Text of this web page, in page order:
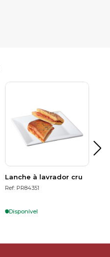
Lanche à lavrador cru
Ref: PR84351
Disponível